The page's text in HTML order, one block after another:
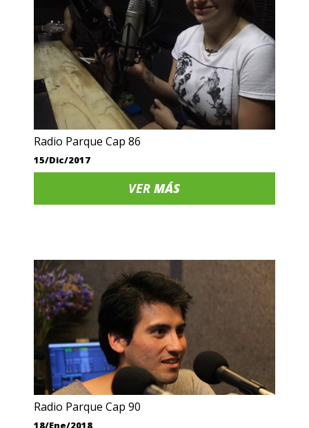
Radio Parque Cap 86
15/Dic/2017
VERMÁS
Radio Parque Cap 90
18/Ene/2018